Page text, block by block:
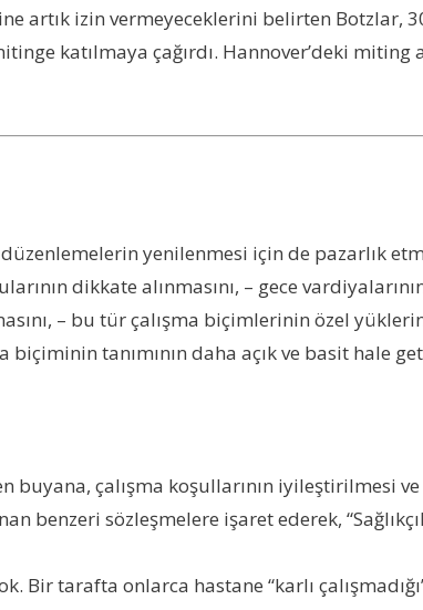
artık izin vermeyeceklerini belirten Botzlar,
katılmaya çağırdı. Hannover’deki miting
yenilenmesi için de pazarlık
dikkate alınmasını, – gece
– bu tür çalışma biçimlerinin özel
tanımının daha açık ve basit hale
buyana, çalışma koşullarının iyileştirilmesi
benzeri sözleşmelere işaret ederek,
tarafta onlarca hastane “karlı